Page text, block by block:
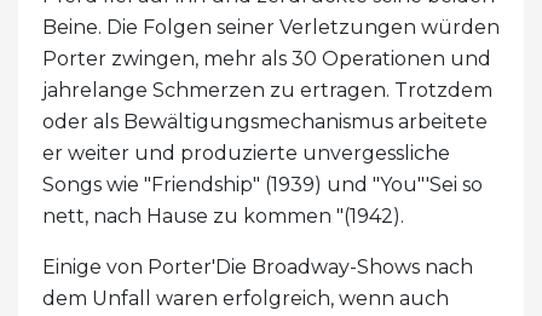
Beine. Die Folgen seiner Verletzungen würden
Porter zwingen, mehr als 30 Operationen und
jahrelange Schmerzen zu ertragen. Trotzdem
oder als Bewältigungsmechanismus arbeitete
er weiter und produzierte unvergessliche
Songs wie "Friendship" (1939) und "You"'Sei so
nett, nach Hause zu kommen "(1942).
Einige von Porter'Die Broadway-Shows nach
dem Unfall waren erfolgreich, wenn auch